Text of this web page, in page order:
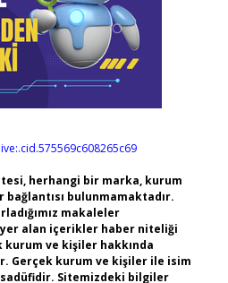
herhangi bir marka, kurum
bulunmamaktadır.
makaleler
yer alan içerikler haber niteliği
kurum ve kişiler hakkında
Gerçek kurum ve kişiler ile isim
Sitemizdeki bilgiler